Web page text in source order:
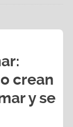
crean
y se